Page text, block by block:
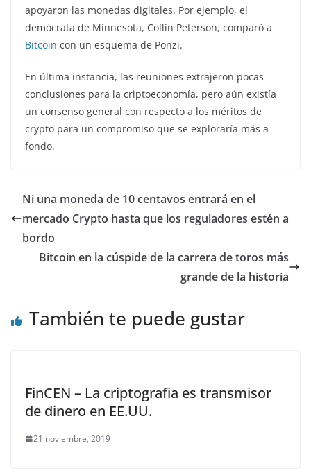
apoyaron las monedas digitales. Por ejemplo, el
demócrata de Minnesota, Collin Peterson, comparó a
Bitcoin con un esquema de Ponzi.
En última instancia, las reuniones extrajeron pocas
conclusiones para la criptoeconomía, pero aún existía
un consenso general con respecto a los méritos de
crypto para un compromiso que se exploraría más a
fondo.
Ni una moneda de 10 centavos entrará en el
mercado Crypto hasta que los reguladores estén a
bordo
Bitcoin en la cúspide de la carrera de toros más
grande de la historia
También te puede gustar
FinCEN – La criptografia es transmisor
de dinero en EE.UU.
21 noviembre, 2019